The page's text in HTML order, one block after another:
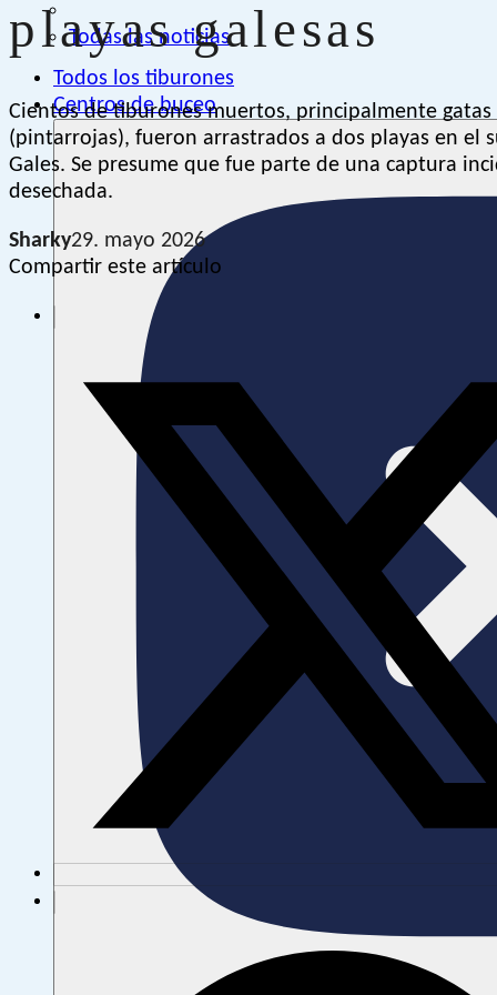
Todas las noticias
Todos los tiburones
Centros de buceo
playas galesas
Cientos de tiburones muertos, principalmente gatas
(pintarrojas), fueron arrastrados a dos playas en el
Gales. Se presume que fue parte de una captura
desechada.
Sharky29. mayo 2026
Compartir este artículo